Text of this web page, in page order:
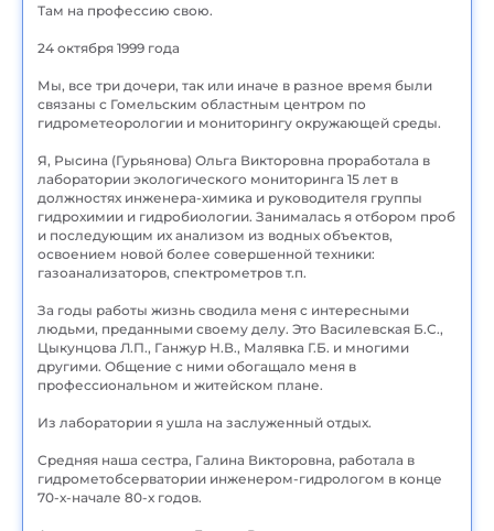
Там на профессию свою.
24 октября 1999 года
Мы, все три дочери, так или иначе в разное время были
связаны с Гомельским областным центром по
гидрометеорологии и мониторингу окружающей среды.
Я, Рысина (Гурьянова) Ольга Викторовна проработала в
лаборатории экологического мониторинга 15 лет в
должностях инженера-химика и руководителя группы
гидрохимии и гидробиологии. Занималась я отбором проб
и последующим их анализом из водных объектов,
освоением новой более совершенной техники:
газоанализаторов, спектрометров т.п.
За годы работы жизнь сводила меня с интересными
людьми, преданными своему делу. Это Василевская Б.С.,
Цыкунцова Л.П., Ганжур Н.В., Малявка Г.Б. и многими
другими. Общение с ними обогащало меня в
профессиональном и житейском плане.
Из лаборатории я ушла на заслуженный отдых.
Средняя наша сестра, Галина Викторовна, работала в
гидрометобсерватории инженером-гидрологом в конце
70-х-начале 80-х годов.